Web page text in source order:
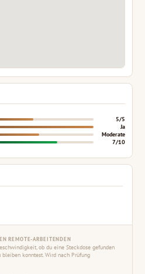
5/5
Ja
Moderate
7/10
REMOTE-ARBEITENDEN
ob du eine Steckdose gefunden
konntest. Wird nach Prüfung